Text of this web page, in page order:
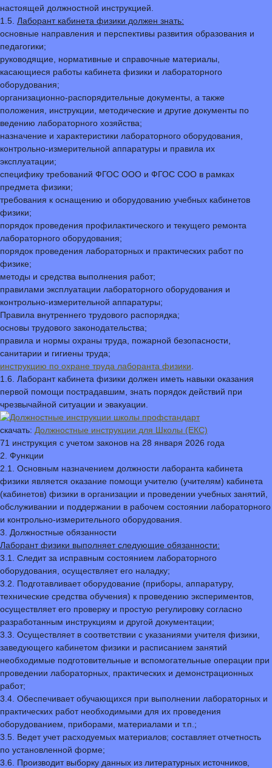
настоящей должностной инструкцией.
1.5. Лаборант кабинета физики должен знать:
основные направления и перспективы развития образования и
педагогики;
руководящие, нормативные и справочные материалы,
касающиеся работы кабинета физики и лабораторного
оборудования;
организационно-распорядительные документы, а также
положения, инструкции, методические и другие документы по
ведению лабораторного хозяйства;
назначение и характеристики лабораторного оборудования,
контрольно-измерительной аппаратуры и правила их
эксплуатации;
специфику требований ФГОС ООО и ФГОС СОО в рамках
предмета физики;
требования к оснащению и оборудованию учебных кабинетов
физики;
порядок проведения профилактического и текущего ремонта
лабораторного оборудования;
порядок проведения лабораторных и практических работ по
физике;
методы и средства выполнения работ;
правилами эксплуатации лабораторного оборудования и
контрольно-измерительной аппаратуры;
Правила внутреннего трудового распорядка;
основы трудового законодательства;
правила и нормы охраны труда, пожарной безопасности,
санитарии и гигиены труда;
инструкцию по охране труда лаборанта физики
1.6. Лаборант кабинета физики должен иметь навыки оказания
первой помощи пострадавшим, знать порядок действий при
чрезвычайной ситуации и эвакуации.
скачать: Должностные инструкции для Школы (ЕКС)
71 инструкция с учетом законов на 28 января 2026 года
2. Функции
2.1. Основным назначением должности лаборанта кабинета
физики является оказание помощи учителю (учителям) кабинета
(кабинетов) физики в организации и проведении учебных занятий,
обслуживании и поддержании в рабочем состоянии лабораторного
и контрольно-измерительного оборудования.
3. Должностные обязанности
Лаборант физики выполняет следующие обязанности:
3.1. Следит за исправным состоянием лабораторного
оборудования, осуществляет его наладку;
3.2. Подготавливает оборудование (приборы, аппаратуру,
технические средства обучения) к проведению экспериментов,
осуществляет его проверку и простую регулировку согласно
разработанным инструкциям и другой документации;
3.3. Осуществляет в соответствии с указаниями учителя физики,
заведующего кабинетом физики и расписанием занятий
необходимые подготовительные и вспомогательные операции при
проведении лабораторных, практических и демонстрационных
работ;
3.4. Обеспечивает обучающихся при выполнении лабораторных и
практических работ необходимыми для их проведения
оборудованием, приборами, материалами и т.п.;
3.5. Ведет учет расходуемых материалов; составляет отчетность
по установленной форме;
3.6. Производит выборку данных из литературных источников,